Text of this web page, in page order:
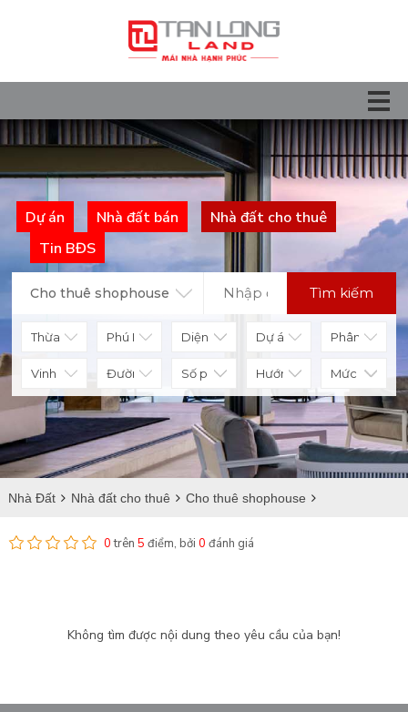
Dự án Nhà đất bán
Nhà đất cho thuê
Tin BĐS
Cho thuê shophouse Tìm kiếm
Diện tích
Số phòng Hướng nhà Mức giá
Nhà Đất Nhà đất cho thuê Cho thuê shophouse
Thừa Thiên Huế Phú Lộc
0trên 5 điểm, bởi 0 đánh giá
Không tìm được nội dung theo yêu cầu của bạn!